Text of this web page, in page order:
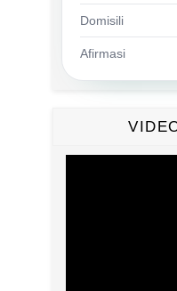
Domisili
Afirmasi